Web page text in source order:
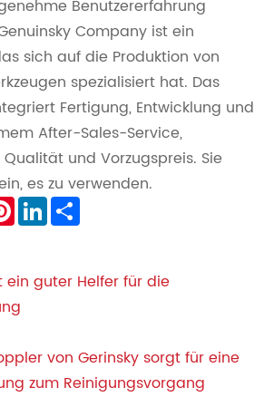
Benutzererfahrung
Company ist ein
sich auf die Produktion von
spezialisiert hat. Das
Fertigung, Entwicklung und
After-Sales-Service,
und Vorzugspreis. Sie
es zu verwenden.
PinterestLinkedIn
ein guter Helfer für die
von Gerinsky sorgt für eine
zum Reinigungsvorgang